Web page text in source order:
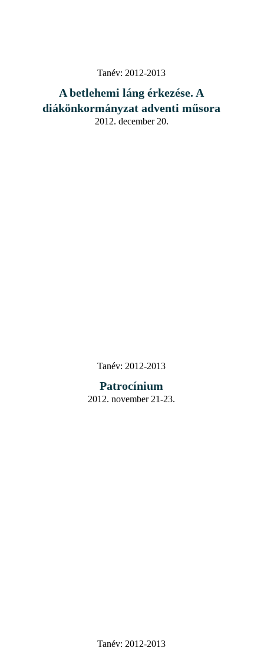
Tanév: 2012-2013
A betlehemi láng érkezése. A
diákönkormányzat adventi műsora
2012. december 20.
Tanév: 2012-2013
Patrocínium
2012. november 21-23.
Tanév: 2012-2013